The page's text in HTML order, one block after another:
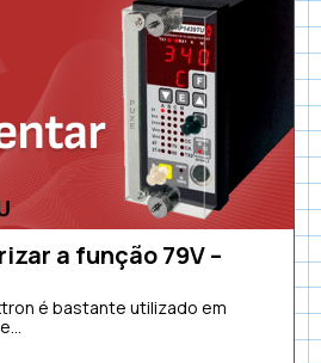
a função 79V –
é bastante utilizado em